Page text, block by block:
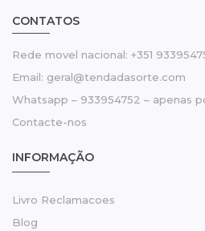
CONTATOS
Rede movel nacional: +351
Email: geral@tendadasorte.com
Whatsapp – 933954752 – apenas
Contacte-nos
INFORMAÇÃO
Livro Reclamacoes
Blog